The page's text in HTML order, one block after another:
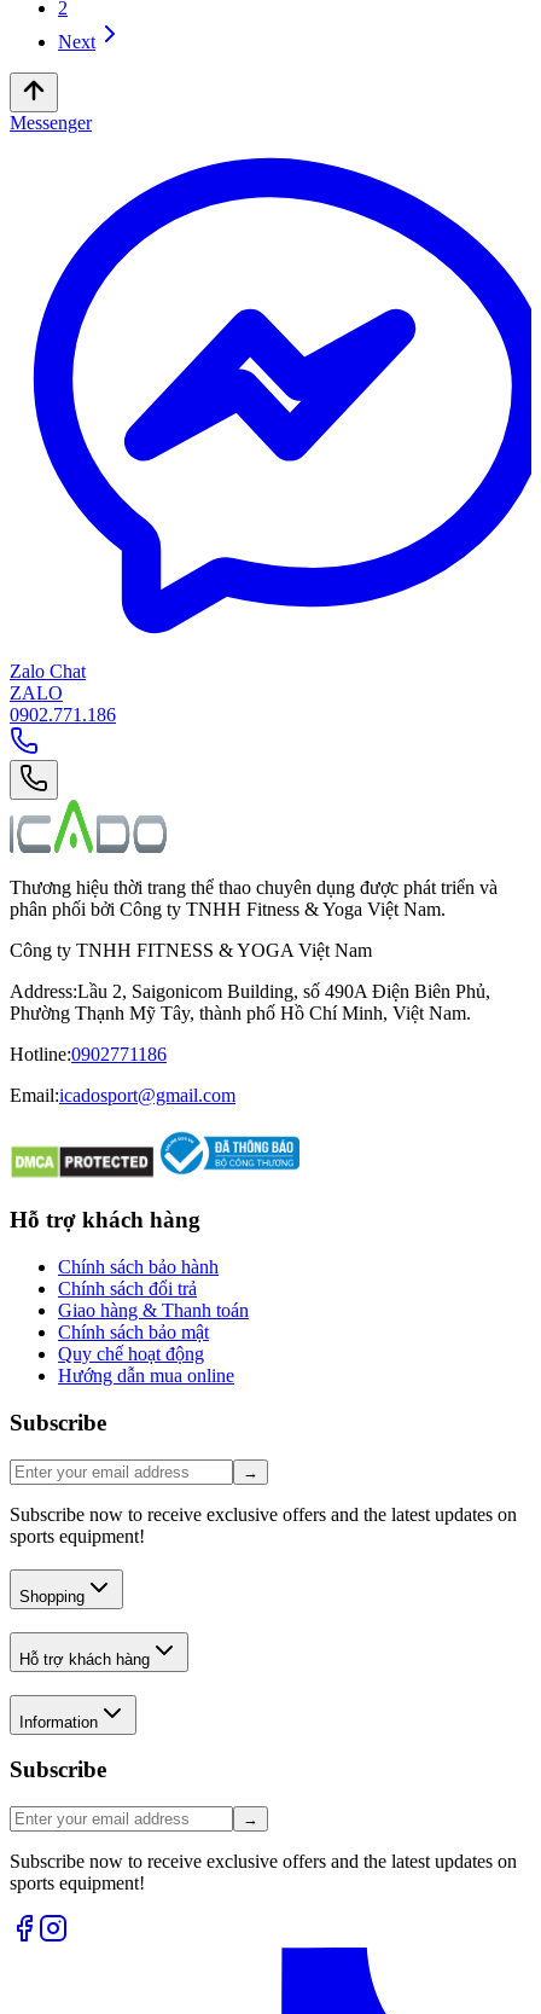
2
Next
Messenger
Zalo Chat
ZALO
0902.771.186
Thương hiệu thời trang thể thao chuyên dụng được phát triển và
phân phối bởi Công ty TNHH Fitness & Yoga Việt Nam.
Công ty TNHH FITNESS & YOGA Việt Nam
Address:Lầu 2, Saigonicom Building, số 490A Điện Biên Phủ,
Phường Thạnh Mỹ Tây, thành phố Hồ Chí Minh, Việt Nam.
Hotline:0902771186
Email:icadosport@gmail.com
Hỗ trợ khách hàng
Chính sách bảo hành
Chính sách đổi trả
Giao hàng & Thanh toán
Chính sách bảo mật
Quy chế hoạt động
Hướng dẫn mua online
Subscribe
→
Subscribe now to receive exclusive offers and the latest updates on
sports equipment!
Shopping
Hỗ trợ khách hàng
Information
Subscribe
→
Subscribe now to receive exclusive offers and the latest updates on
sports equipment!